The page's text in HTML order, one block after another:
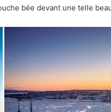
bée devant une telle